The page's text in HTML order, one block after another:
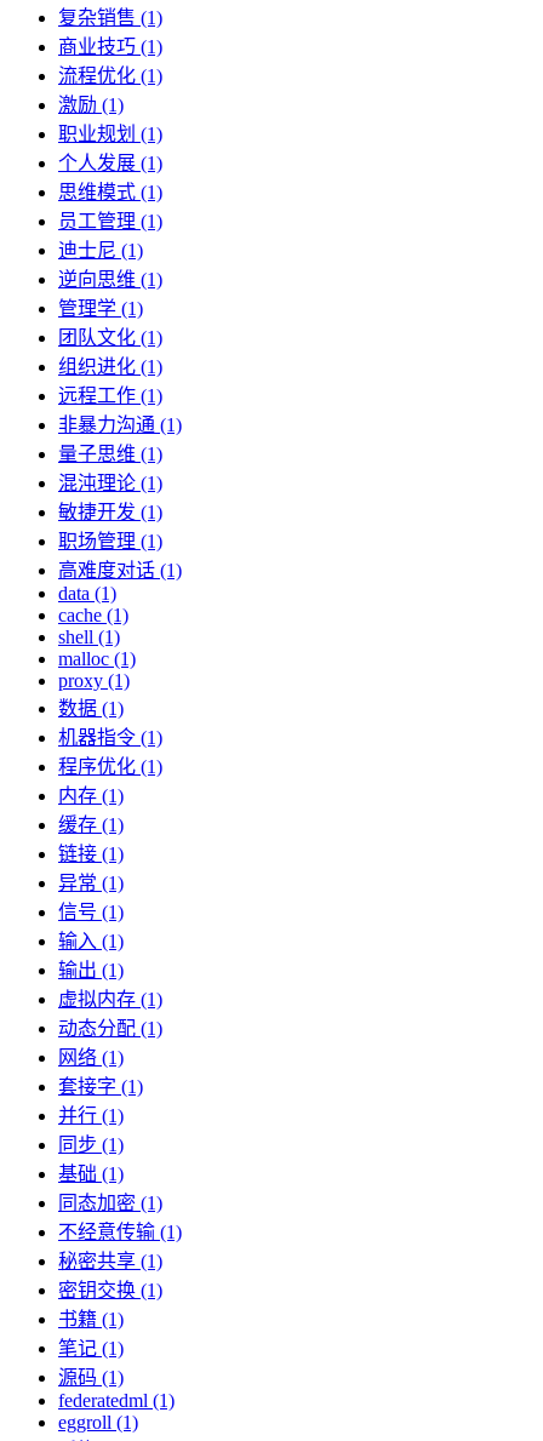
复杂销售 (1)
商业技巧 (1)
流程优化 (1)
激励 (1)
职业规划 (1)
个人发展 (1)
思维模式 (1)
员工管理 (1)
迪士尼 (1)
逆向思维 (1)
管理学 (1)
团队文化 (1)
组织进化 (1)
远程工作 (1)
非暴力沟通 (1)
量子思维 (1)
混沌理论 (1)
敏捷开发 (1)
职场管理 (1)
高难度对话 (1)
data (1)
cache (1)
shell (1)
malloc (1)
proxy (1)
数据 (1)
机器指令 (1)
程序优化 (1)
内存 (1)
缓存 (1)
链接 (1)
异常 (1)
信号 (1)
输入 (1)
输出 (1)
虚拟内存 (1)
动态分配 (1)
网络 (1)
套接字 (1)
并行 (1)
同步 (1)
基础 (1)
同态加密 (1)
不经意传输 (1)
秘密共享 (1)
密钥交换 (1)
书籍 (1)
笔记 (1)
源码 (1)
federatedml (1)
eggroll (1)